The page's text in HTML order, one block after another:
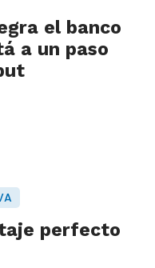
el banco
a un paso
perfecto